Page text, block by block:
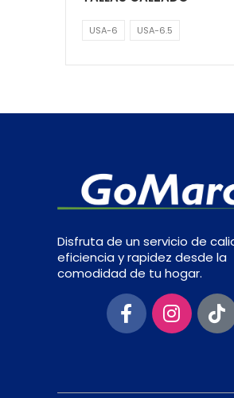
USA-6 USA-6.5
Disfruta de un servicio de
eficiencia y rapidez desde la
comodidad de tu hogar.